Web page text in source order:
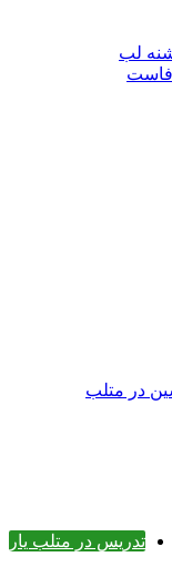
لب
فاست
در متلب
تدریس در متلب یار